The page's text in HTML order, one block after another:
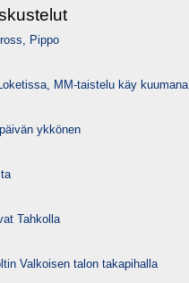
Pippo
MM-taistelu käy kuumana
ykkönen
Tahkolla
Valkoisen talon takapihalla